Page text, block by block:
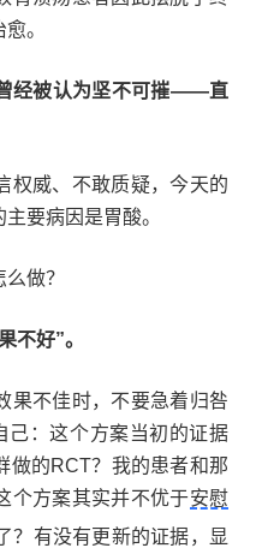
。
经被认为坚不可摧——直
权威、不敢质疑，今天的
要病因是胃酸。
做？
不好”。
果不佳时，不要急着归咎
己：这个方案当初的证据
做的RCT？我的患者和那
个方案其实并不优于安慰
？有没有更新的证据，显